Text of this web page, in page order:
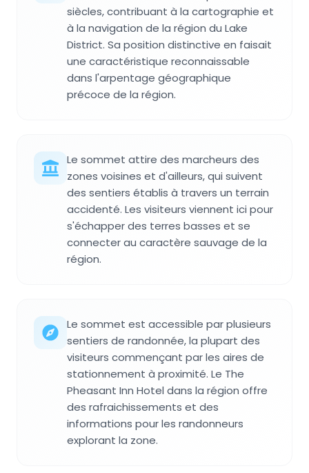
siècles, contribuant à la cartographie et
à la navigation de la région du Lake
District. Sa position distinctive en faisait
une caractéristique reconnaissable
dans l'arpentage géographique
précoce de la région.
Le sommet attire des marcheurs des
zones voisines et d'ailleurs, qui suivent
des sentiers établis à travers un terrain
accidenté. Les visiteurs viennent ici pour
s'échapper des terres basses et se
connecter au caractère sauvage de la
région.
Le sommet est accessible par plusieurs
sentiers de randonnée, la plupart des
visiteurs commençant par les aires de
stationnement à proximité. Le The
Pheasant Inn Hotel dans la région offre
des rafraichissements et des
informations pour les randonneurs
explorant la zone.